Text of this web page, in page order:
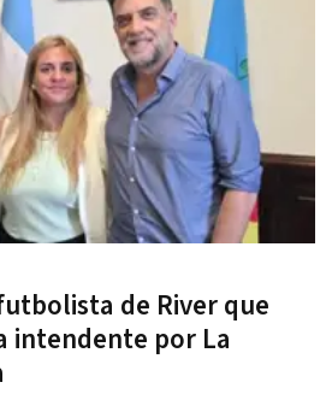
de River que
intendente por La